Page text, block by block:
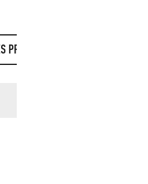
PRESTATIONS